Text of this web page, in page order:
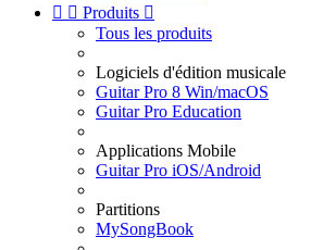
  Produits 
Tous les produits
Logiciels d'édition musicale
Guitar Pro 8 Win/macOS
Guitar Pro Education
Applications Mobile
Guitar Pro iOS/Android
Partitions
MySongBook